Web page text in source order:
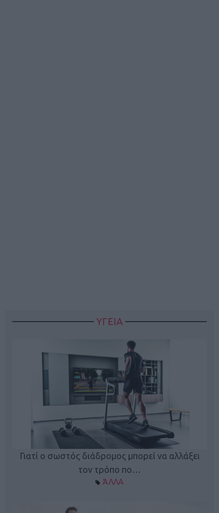
ΥΓΕΙΑ
Γιατί ο σωστός διάδρομος μπορεί να αλλάξει
τον τρόπο πο…
ΆΛΛΑ